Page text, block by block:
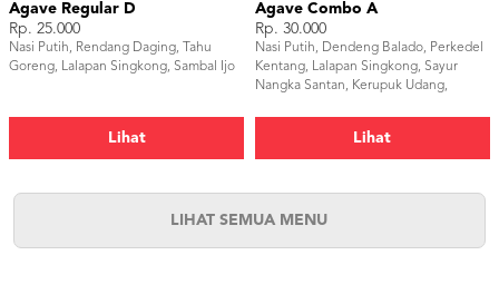
Agave Regular D
Rp. 25.000
Nasi Putih, Rendang Daging, Tahu
Goreng, Lalapan Singkong, Sambal Ijo
Lihat
Agave Combo A
Rp. 30.000
Nasi Putih, Dendeng Balado, Perkedel
Kentang, Lalapan Singkong, Sayur
Nangka Santan, Kerupuk Udang,
Lihat
LIHAT SEMUA MENU